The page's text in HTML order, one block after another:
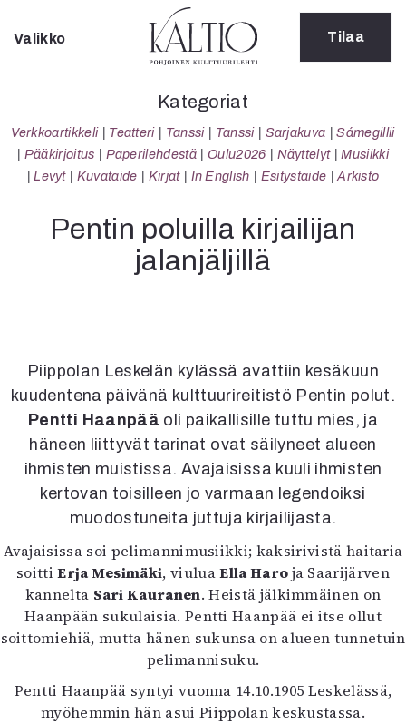
Sulje
Kategoriat
Verkkoartikkeli
Teatteri
Tanssi
Sarjakuva
Sámegillii
Pääkirjoitus
Levyt
Kuvataide
Kirjat
In English
Arkisto
Lehdet
4/2026
2–3/2026
1/2026
6/2025
5/2025 saame
5/2025
Lehtiarkisto
Valikko Tilaa
Kategoriat
Verkkoartikkeli Teatteri Tanssi Tanssi Sarjakuva
Sámegillii
Pääkirjoitus
Paperilehdestä Oulu2026 Näyttelyt
Musiikki
Levyt
Kuvataide Kirjat In English Esitystaide Arkisto
Pentin poluilla kirjailijan
jalanjäljillä
Piippolan Leskelän kylässä avattiin kesäkuun
kuudentena päivänä kulttuurireitistö Pentin polut.
Pentti Haanpää oli paikallisille tuttu mies, ja
häneen liittyvät tarinat ovat säilyneet alueen
ihmisten muistissa. Avajaisissa kuuli ihmisten
kertovan toisilleen jo varmaan legendoiksi
muodostuneita juttuja kirjailijasta.
Avajaisissa soi pelimannimusiikki; kaksirivistä haitaria
soittiErja Mesimäki, viuluaElla Haroja Saarijärven
kannelta Sari Kauranen. Heistä jälkimmäinen on
Haanpään sukulaisia. Pentti Haanpää ei itse ollut
soittomiehiä, mutta hänen sukunsa on alueen tunnetuin
pelimannisuku.
Pentti Haanpää syntyi vuonna 14.10.1905 Leskelässä,
myöhemmin hän asui Piippolan keskustassa.